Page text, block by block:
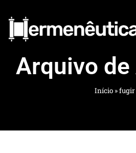
Arquivo
Início»fugir